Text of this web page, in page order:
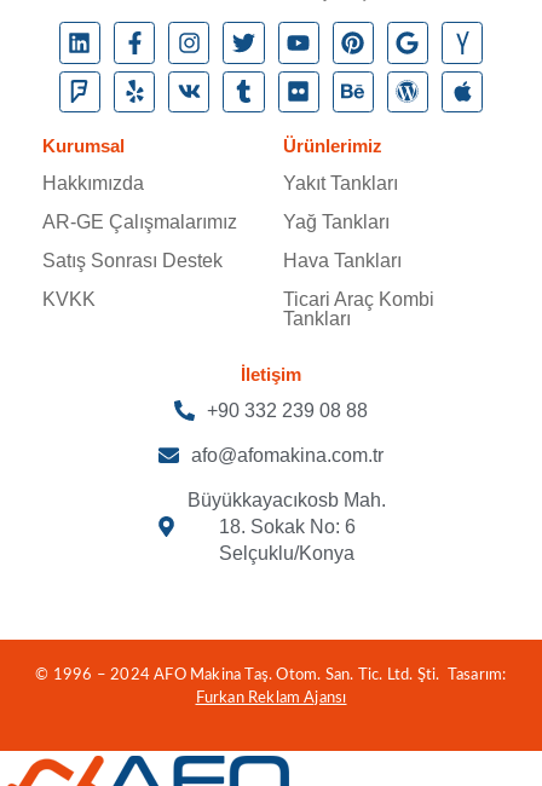
Kurumsal
Hakkımızda
AR-GE Çalışmalarımız
Satış Sonrası Destek
KVKK
Ürünlerimiz
Yakıt Tankları
Yağ Tankları
Hava Tankları
Ticari Araç Kombi
Tankları
İletişim
+90 332 239 08 88
afo@afomakina.com.tr
Büyükkayacıkosb Mah.
18. Sokak No: 6
Selçuklu/Konya
© 1996 – 2024 AFO Makina Taş. Otom. San. Tic. Ltd. Şti. Tasarım:
Furkan Reklam Ajansı